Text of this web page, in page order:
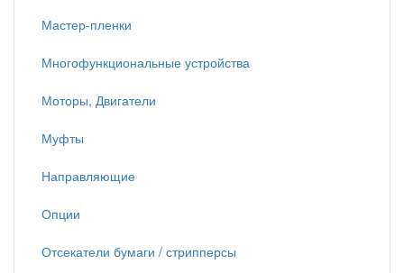
Мастер-пленки
Многофункциональные устройства
Моторы, Двигатели
Муфты
Направляющие
Опции
Отсекатели бумаги / стрипперсы